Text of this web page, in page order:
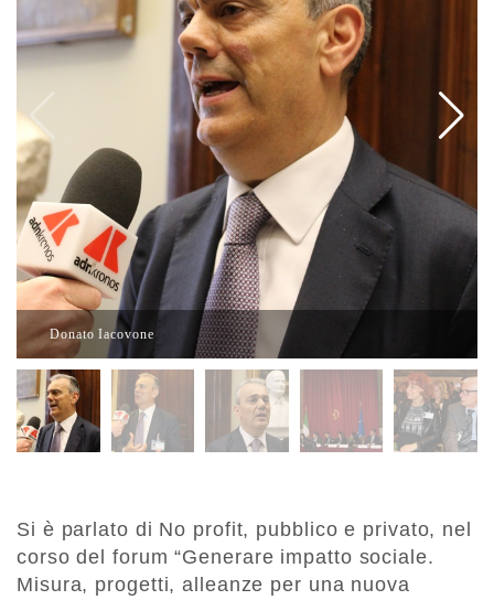
Donato Iacovone
Si è parlato di No profit, pubblico e privato, nel
corso del forum “Generare impatto sociale.
Misura, progetti, alleanze per una nuova